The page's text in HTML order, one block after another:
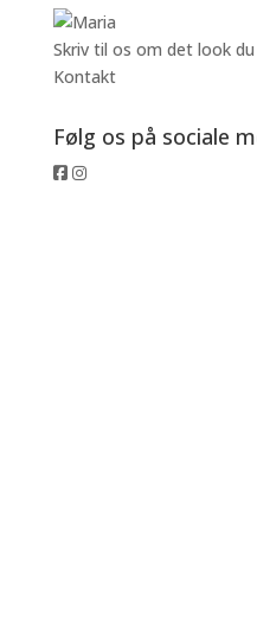
Skriv til os om det look
Kontakt
Følg os på sociale